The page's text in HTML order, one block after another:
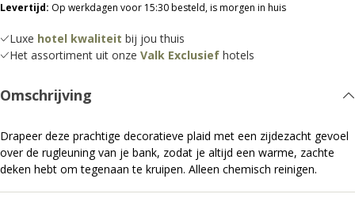
Levertijd: Op werkdagen voor 15:30 besteld, is morgen in huis
Luxe hotel kwaliteit bij jou thuis
Het assortiment uit onze Valk Exclusief hotels
Omschrijving
Drapeer deze prachtige decoratieve plaid met een zijdezacht gevoel
over de rugleuning van je bank, zodat je altijd een warme, zachte
deken hebt om tegenaan te kruipen. Alleen chemisch reinigen.